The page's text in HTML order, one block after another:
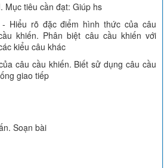
Mục tiêu cần đạt: Giúp hs
- Hiểu rõ đặc điểm hình thức của câu
khiến. Phân biệt câu cầu khiến với
kiểu câu khác
câu cầu khiến. Biết sử dụng câu cầu
giao tiếp
Soạn bài